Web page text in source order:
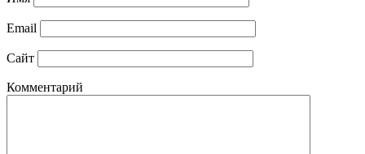
Email
Сайт
Комментарий